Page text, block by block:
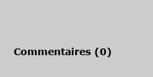
Commentaires (0)